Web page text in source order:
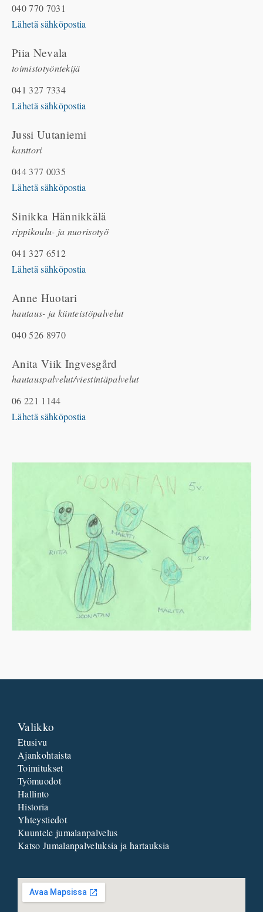
040 770 7031
Lähetä sähköpostia
Piia Nevala
toimistotyöntekijä
041 327 7334
Lähetä sähköpostia
Jussi Uutaniemi
kanttori
044 377 0035
Lähetä sähköpostia
Sinikka Hännikkälä
rippikoulu- ja nuorisotyö
041 327 6512
Lähetä sähköpostia
Anne Huotari
hautaus- ja kiinteistöpalvelut
040 526 8970
Anita Viik Ingvesgård
hautauspalvelut/viestintäpalvelut
06 221 1144
Lähetä sähköpostia
Valikko
Etusivu
Ajankohtaista
Toimitukset
Työmuodot
Hallinto
Historia
Yhteystiedot
Kuuntele jumalanpalvelus
Katso Jumalanpalveluksia ja hartauksia